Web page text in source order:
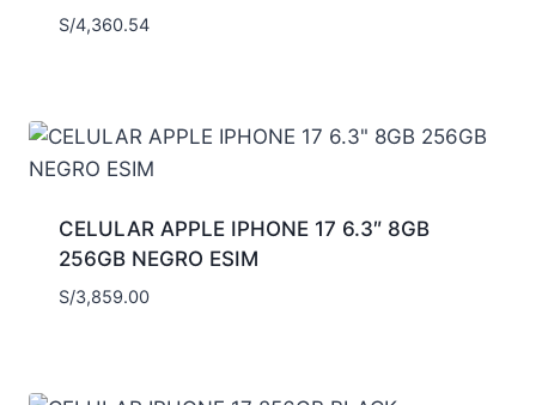
S/4,360.54
CELULAR APPLE IPHONE 17 6.3″ 8GB
256GB NEGRO ESIM
S/3,859.00